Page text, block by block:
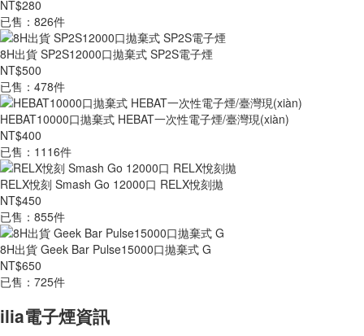
NT$280
已售：826件
8H出貨 SP2S12000口拋棄式 SP2S電子煙
NT$500
已售：478件
HEBAT10000口拋棄式 HEBAT一次性電子煙/臺灣現(xiàn)
NT$400
已售：1116件
RELX悅刻 Smash Go 12000口 RELX悅刻拋
NT$450
已售：855件
8H出貨 Geek Bar Pulse15000口拋棄式 G
NT$650
已售：725件
ilia電子煙資訊